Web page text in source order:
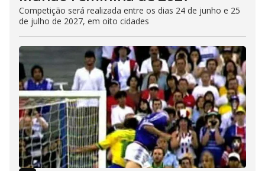
Competição será realizada entre os dias 24 de junho e 25
de julho de 2027, em oito cidades